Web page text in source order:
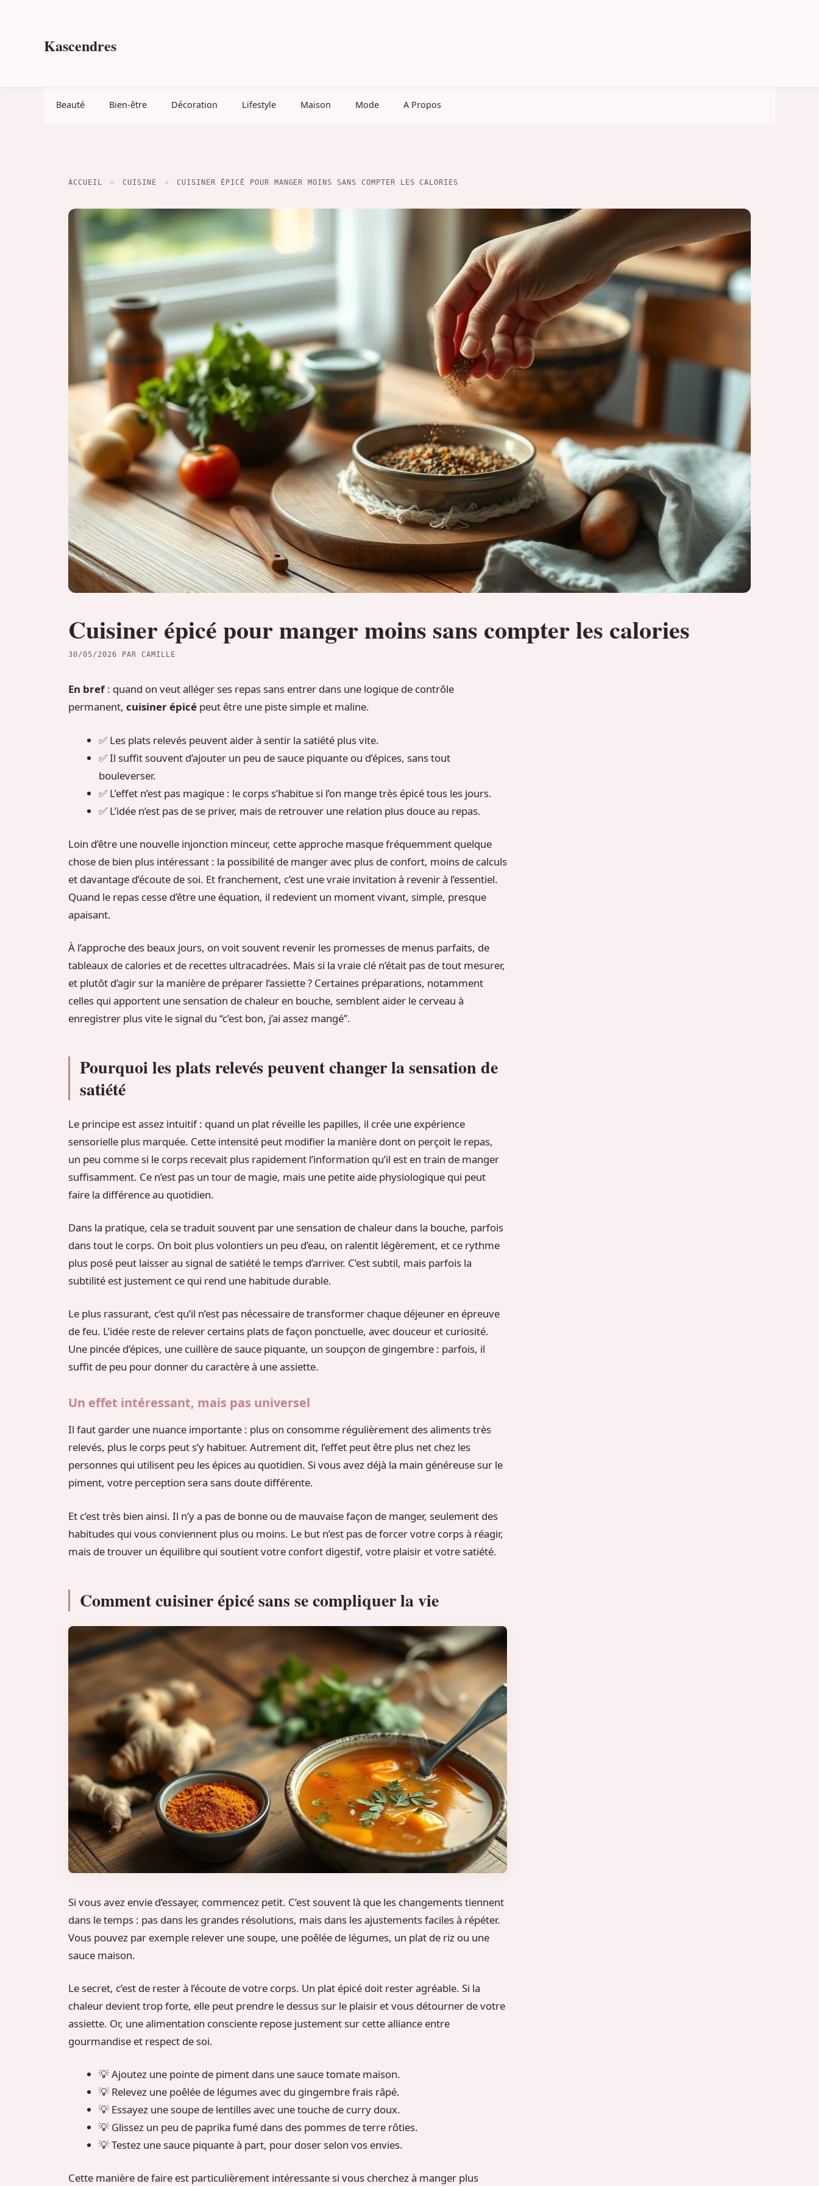
Kascendres
Beauté Bien-être Décoration Lifestyle Maison Mode A Propos
ACCUEIL » CUISINE » CUISINER ÉPICÉ POUR MANGER MOINS SANS COMPTER LES CALORIES
Cuisiner épicé pour manger moins sans compter les calories
30/05/2026 PAR CAMILLE
En bref : quand on veut alléger ses repas sans entrer dans une logique de contrôle
permanent, cuisiner épicé peut être une piste simple et maline.
✅ Les plats relevés peuvent aider à sentir la satiété plus vite.
✅ Il suffit souvent d’ajouter un peu de sauce piquante ou d’épices, sans tout
bouleverser.
✅ L’effet n’est pas magique : le corps s’habitue si l’on mange très épicé tous les jours.
✅ L’idée n’est pas de se priver, mais de retrouver une relation plus douce au repas.
Loin d’être une nouvelle injonction minceur, cette approche masque fréquemment quelque
chose de bien plus intéressant : la possibilité de manger avec plus de confort, moins de calculs
et davantage d’écoute de soi. Et franchement, c’est une vraie invitation à revenir à l’essentiel.
Quand le repas cesse d’être une équation, il redevient un moment vivant, simple, presque
apaisant.
À l’approche des beaux jours, on voit souvent revenir les promesses de menus parfaits, de
tableaux de calories et de recettes ultracadrées. Mais si la vraie clé n’était pas de tout mesurer,
et plutôt d’agir sur la manière de préparer l’assiette ? Certaines préparations, notamment
celles qui apportent une sensation de chaleur en bouche, semblent aider le cerveau à
enregistrer plus vite le signal du “c’est bon, j’ai assez mangé”.
Pourquoi les plats relevés peuvent changer la sensation de
satiété
Le principe est assez intuitif : quand un plat réveille les papilles, il crée une expérience
sensorielle plus marquée. Cette intensité peut modifier la manière dont on perçoit le repas,
un peu comme si le corps recevait plus rapidement l’information qu’il est en train de manger
suffisamment. Ce n’est pas un tour de magie, mais une petite aide physiologique qui peut
faire la différence au quotidien.
Dans la pratique, cela se traduit souvent par une sensation de chaleur dans la bouche, parfois
dans tout le corps. On boit plus volontiers un peu d’eau, on ralentit légèrement, et ce rythme
plus posé peut laisser au signal de satiété le temps d’arriver. C’est subtil, mais parfois la
subtilité est justement ce qui rend une habitude durable.
Le plus rassurant, c’est qu’il n’est pas nécessaire de transformer chaque déjeuner en épreuve
de feu. L’idée reste de relever certains plats de façon ponctuelle, avec douceur et curiosité.
Une pincée d’épices, une cuillère de sauce piquante, un soupçon de gingembre : parfois, il
suffit de peu pour donner du caractère à une assiette.
Un effet intéressant, mais pas universel
Il faut garder une nuance importante : plus on consomme régulièrement des aliments très
relevés, plus le corps peut s’y habituer. Autrement dit, l’effet peut être plus net chez les
personnes qui utilisent peu les épices au quotidien. Si vous avez déjà la main généreuse sur le
piment, votre perception sera sans doute différente.
Et c’est très bien ainsi. Il n’y a pas de bonne ou de mauvaise façon de manger, seulement des
habitudes qui vous conviennent plus ou moins. Le but n’est pas de forcer votre corps à réagir,
mais de trouver un équilibre qui soutient votre confort digestif, votre plaisir et votre satiété.
Comment cuisiner épicé sans se compliquer la vie
Si vous avez envie d’essayer, commencez petit. C’est souvent là que les changements tiennent
dans le temps : pas dans les grandes résolutions, mais dans les ajustements faciles à répéter.
Vous pouvez par exemple relever une soupe, une poêlée de légumes, un plat de riz ou une
sauce maison.
Le secret, c’est de rester à l’écoute de votre corps. Un plat épicé doit rester agréable. Si la
chaleur devient trop forte, elle peut prendre le dessus sur le plaisir et vous détourner de votre
assiette. Or, une alimentation consciente repose justement sur cette alliance entre
gourmandise et respect de soi.
💡 Ajoutez une pointe de piment dans une sauce tomate maison.
💡 Relevez une poêlée de légumes avec du gingembre frais râpé.
💡 Essayez une soupe de lentilles avec une touche de curry doux.
💡 Glissez un peu de paprika fumé dans des pommes de terre rôties.
💡 Testez une sauce piquante à part, pour doser selon vos envies.
Cette manière de faire est particulièrement intéressante si vous cherchez à manger plus